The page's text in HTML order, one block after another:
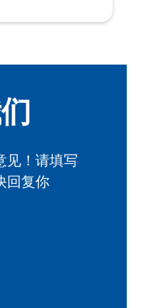
见！请填写
回复你